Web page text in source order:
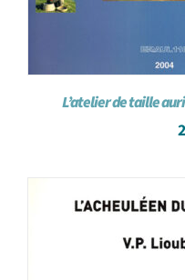
L’atelier de taille